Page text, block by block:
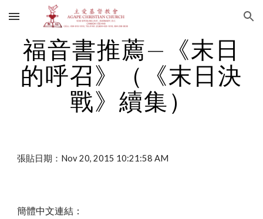
Skip to main content Skip to navigation
福音書推薦—《末日
的呼召》（《末日決
戰》續集）
張貼日期：Nov 20, 2015 10:21:58 AM
簡體中文連結：